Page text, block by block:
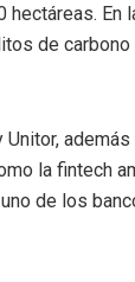
En
de
la fintech
de los